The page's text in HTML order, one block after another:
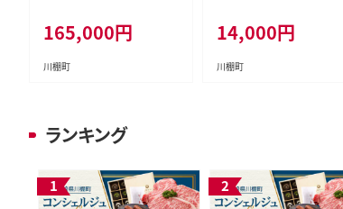
品工業】[OAB021] / 豆腐 大
豆 豆乳 厚揚げ ダイエット食
品 とうふ とうにゅう 健康 飲
165,000円
川棚町
デザート 豆腐スイーツ 豆腐
デザート 抹茶スイーツ まっ
ちゃ 黒ゴマスイーツ くろごま
14,000円
川棚町
ランキング